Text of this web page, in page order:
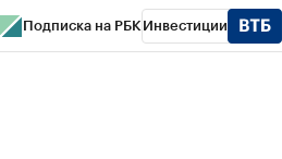
Подписка на РБК Инвестиции